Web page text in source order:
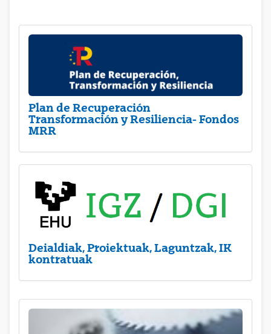
Plan de Recuperación
Transformación y Resiliencia- Fondos
MRR
Deialdiak, Proiektuak, Laguntzak, IK
kontratuak